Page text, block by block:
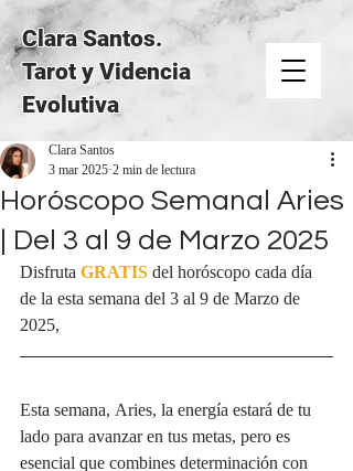
Clara Santos.
Tarot y Videncia
Evolutiva
Horóscopo Semanal Aries
| Del 3 al 9 de Marzo 2025
Clara Santos
3 mar 20252 min de lectura
Disfruta GRATISdel horóscopo cada día
de la esta semana del 3 al 9 de Marzo de
2025,
Esta semana, Aries, la energía estará de tu
lado para avanzar en tus metas, pero es
esencial que combines determinación con